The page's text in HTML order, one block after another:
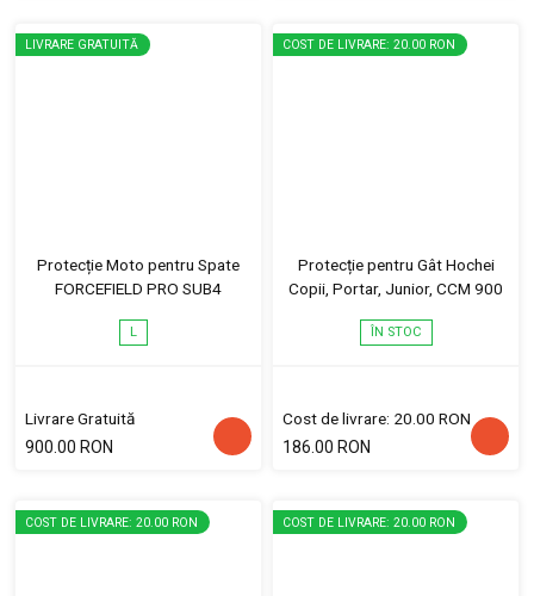
LIVRARE GRATUITĂ
Protecție Moto pentru Spate
FORCEFIELD PRO SUB4
L
Livrare Gratuită
900.00 RON
COST DE LIVRARE: 20.00 RON
Protecție pentru Gât Hochei
Copii, Portar, Junior, CCM 900
ÎN STOC
Cost de livrare: 20.00 RON
186.00 RON
COST DE LIVRARE: 20.00 RON COST DE LIVRARE: 20.00 RON